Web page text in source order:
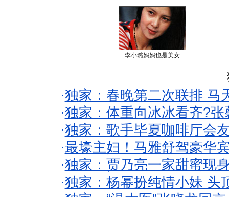
李小璐妈妈也是美女
·独家：春晚第二次联排 马
·独家：体重向冰冰看齐?
·独家：歌手毕夏咖啡厅会
·最壕主妇！马雅舒驾豪华
·独家：贾乃亮一家甜蜜现
·独家：杨幂扮纯情小妹 头